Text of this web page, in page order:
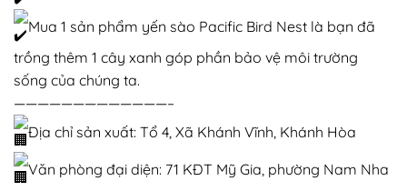
Mua 1 sản phẩm yến sào Pacific Bird Nest là bạn đã
trồng thêm 1 cây xanh góp phần bảo vệ môi trường
sống của chúng ta.
—————————————–
Địa chỉ sản xuất: Tổ 4, Xã Khánh Vĩnh, Khánh Hòa
Văn phòng đại diện: 71 KĐT Mỹ Gia, phường Nam Nha